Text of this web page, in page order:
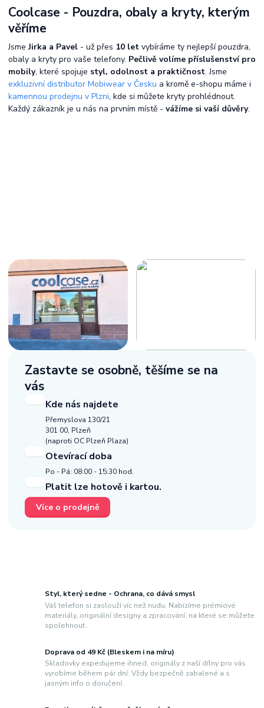
Coolcase - Pouzdra, obaly a kryty, kterým
věříme
JsmeJirka a Pavel - už přes 10 let vybíráme ty nejlepší pouzdra,
obaly a kryty pro vaše telefony. Pečlivě volíme příslušenství pro
mobily, které spojuje styl, odolnost a praktičnost. Jsme
exkluzivní distributor Mobiwear v Česku a kromě e-shopu máme i
kamennou prodejnu v Plzni, kde si můžete kryty prohlédnout.
Každý zákazník je u nás na prvním místě - vážíme si vaší důvěry.
Zastavte se osobně, těšíme se na
vás
Kde nás najdete
Přemyslova 130/21
301 00, Plzeň
(naproti OC Plzeň Plaza)
Otevírací doba
Po - Pá: 08:00 - 15:30 hod.
Platit lze hotově i kartou.
Více o prodejně
Styl, který sedne - Ochrana, co dává smysl
Váš telefon si zaslouží víc než nudu. Nabízíme prémiové
materiály, originální designy a zpracování, na které se můžete
spolehnout.
Doprava od 49 Kč (Bleskem i na míru)
Skladovky expedujeme ihned, originály z naší dílny pro vás
vyrobíme během pár dní. Vždy bezpečně zabalené a s
jasným info o doručení.